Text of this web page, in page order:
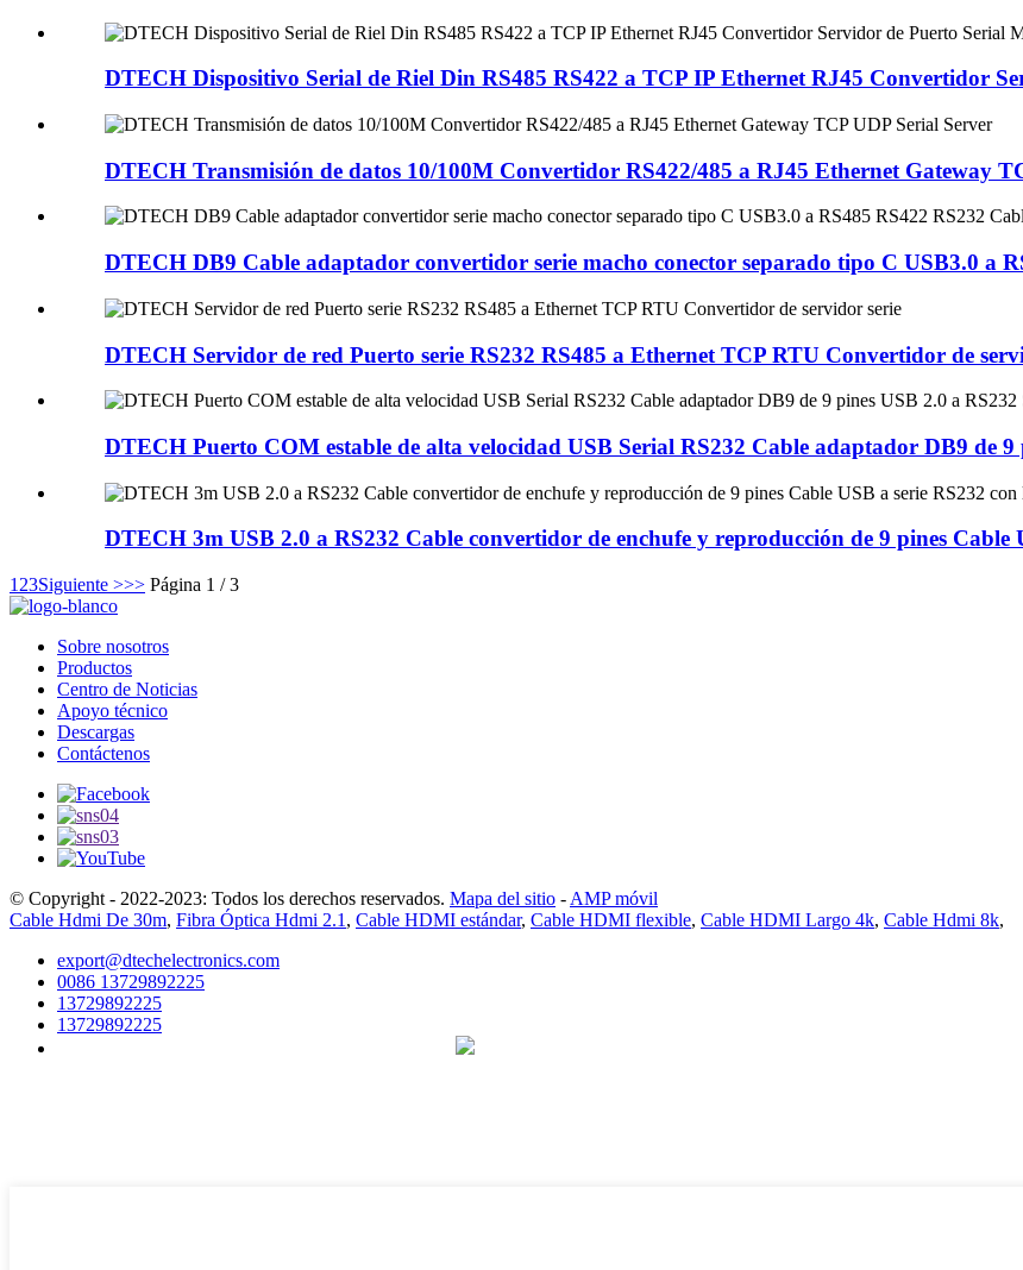
DTECH Dispositivo Serial de Riel Din RS485 RS422 a TCP IP Ethernet RJ45 Convertidor
DTECH Transmisión de datos 10/100M Convertidor RS422/485 a RJ45 Ethernet Gateway
DTECH DB9 Cable adaptador convertidor serie macho conector separado tipo C USB3.0 a
DTECH Servidor de red Puerto serie RS232 RS485 a Ethernet TCP RTU Convertidor de
DTECH Puerto COM estable de alta velocidad USB Serial RS232 Cable adaptador DB9 de 9
DTECH 3m USB 2.0 a RS232 Cable convertidor de enchufe y reproducción de 9 pines Cable
1 23Siguiente >>> Página 1 / 3
Sobre nosotros
Productos
Centro de Noticias
Apoyo técnico
Descargas
Contáctenos
© Copyright - 2022-2023: Todos los derechos reservados. Mapa del sitio - AMP móvil
Cable Hdmi De 30m, Fibra Óptica Hdmi 2.1 , Cable HDMI estándar, Cable HDMI flexible, Cable HDMI Largo 4k, Cable Hdmi 8k,
export@dtechelectronics.com
0086 13729892225
13729892225
13729892225